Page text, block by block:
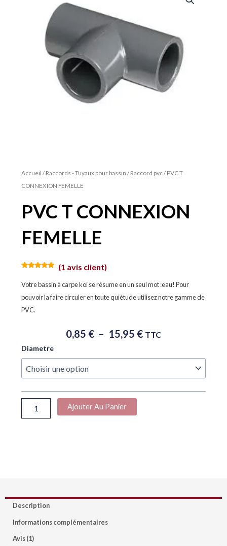
Accueil /Raccords - Tuyaux pour bassin /Raccord pvc/ PVC T
CONNEXION FEMELLE
PVC T CONNEXION
FEMELLE
sur 5
basé sur
notation
client
(1 avis client)
Votre bassin à carpe koi se résume en un seul mot :eau! Pour
pouvoir la faire circuler en toute quiétude utilisez notre gamme de
PVC.
0,85 € – 15,95 €Plage
Prix :
À
15,95 €
TTC
Diametre
quantité
de
PVC
T
FEMELLE
Ajouter Au Panier
Description
Informations complémentaires
Avis (1)